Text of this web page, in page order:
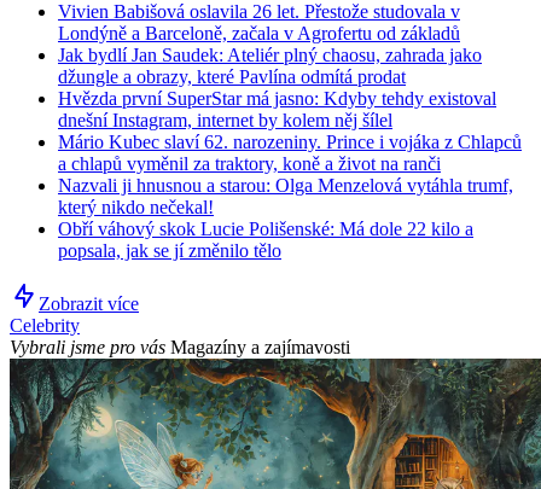
Vivien Babišová oslavila 26 let. Přestože studovala v
Londýně a Barceloně, začala v Agrofertu od základů
Jak bydlí Jan Saudek: Ateliér plný chaosu, zahrada jako
džungle a obrazy, které Pavlína odmítá prodat
Hvězda první SuperStar má jasno: Kdyby tehdy existoval
dnešní Instagram, internet by kolem něj šílel
Mário Kubec slaví 62. narozeniny. Prince i vojáka z Chlapců
a chlapů vyměnil za traktory, koně a život na ranči
Nazvali ji hnusnou a starou: Olga Menzelová vytáhla trumf,
který nikdo nečekal!
Obří váhový skok Lucie Polišenské: Má dole 22 kilo a
popsala, jak se jí změnilo tělo
Zobrazit více
Celebrity
Vybrali jsme pro vás Magazíny a zajímavosti